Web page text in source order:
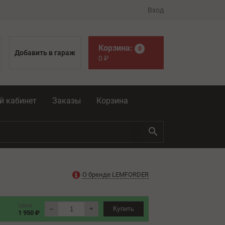
Вход
Добавить в гараж
Корзина: 0
0 ₽
кабинет Заказы Корзина
О бренде LEMFORDER
Цена
1 950 ₽ – + Купить